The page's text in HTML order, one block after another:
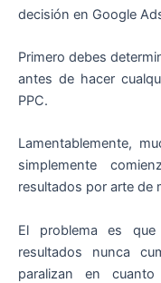
decisión en Google
Primero debes
antes de hacer
PPC.
Lamentablemente,
simplemente
resultados por arte de
El problema es
resultados nunca
paralizan en